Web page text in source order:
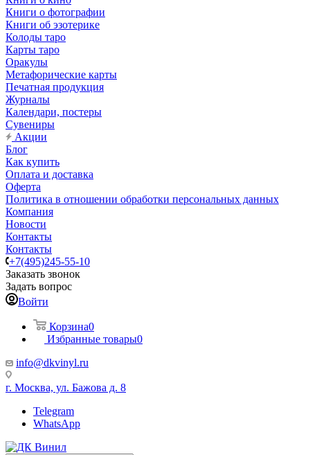
Книги о фотографии
Книги об эзотерике
Колоды таро
Карты таро
Оракулы
Метафорические карты
Печатная продукция
Журналы
Календари, постеры
Сувениры
Акции
Блог
Как купить
Оплата и доставка
Оферта
Политика в отношении обработки персональных данных
Компания
Новости
Контакты
Контакты
+7(495)245-55-10
Заказать звонок
Задать вопрос
Войти
Корзина0
Избранные товары0
info@dkvinyl.ru
г. Москва, ул. Бажова д. 8
Telegram
WhatsApp